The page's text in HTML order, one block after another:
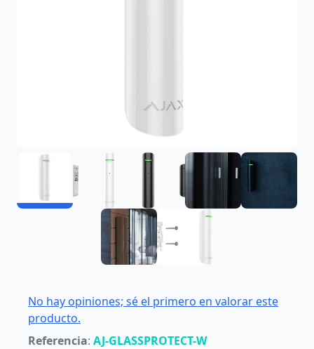
No hay opiniones; sé el primero en valorar este
producto.
Referencia: AJ-GLASSPROTECT-W